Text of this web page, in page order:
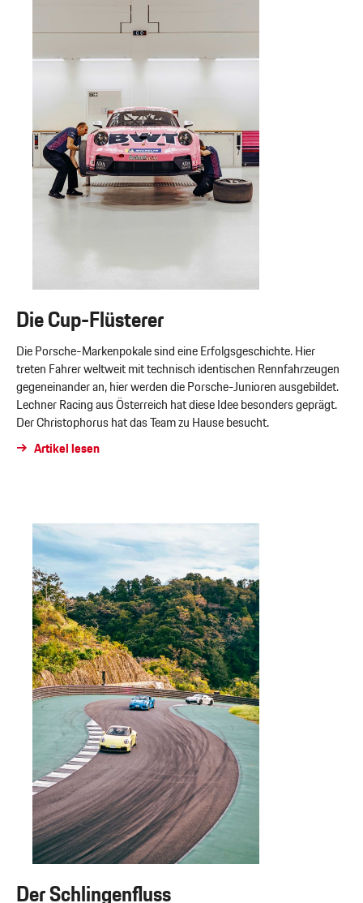
Die Cup-Flüsterer
Die Porsche-Markenpokale sind eine Erfolgsgeschichte. Hier
treten Fahrer weltweit mit technisch identischen Rennfahrzeugen
gegeneinander an, hier werden die Porsche-Junioren ausgebildet.
Lechner Racing aus Österreich hat diese Idee besonders geprägt.
Der Christophorus hat das Team zu Hause besucht.
Artikel lesen
Der Schlingenfluss